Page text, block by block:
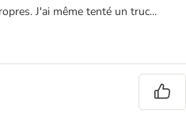
J'ai même tenté un truc...